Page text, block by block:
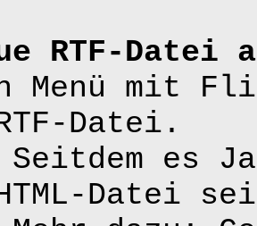
RTF-Datei
mit
Datei.
es
Datei